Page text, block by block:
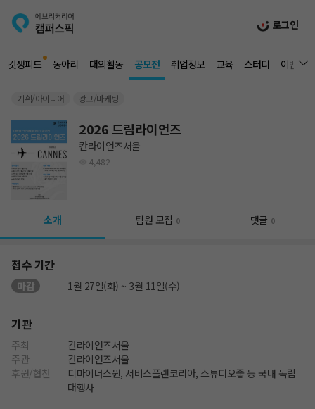
로그인
갓생피드 동아리 대외활동 공모전 취업정보 교육 스터디 이벤트
기획/아이디어 광고/마케팅
2026 드림라이언즈
칸라이언즈서울
4,482
소개 팀원 모집 0 댓글 0
접수 기간
마감 1월 27일(화) ~ 3월 11일(수)
기관
주최
칸라이언즈서울
주관
칸라이언즈서울
후원/협찬
디마이너스원, 서비스플랜코리아, 스튜디오좋 등 국내 독립
대행사